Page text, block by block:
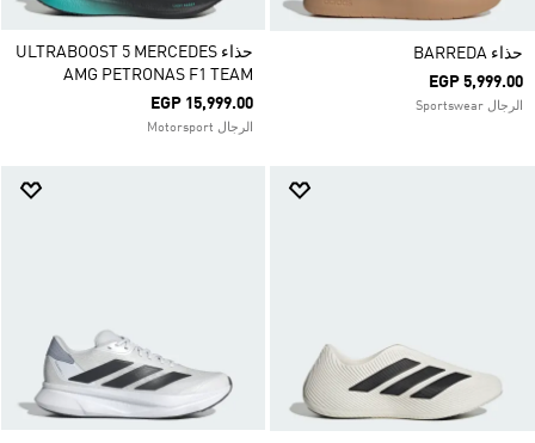
حذاء BARREDA
EGP 5,999.00
الرجال Sportswear
حذاء ULTRABOOST 5 MERCEDES
AMG PETRONAS F1 TEAM
EGP 15,999.00
الرجال Motorsport